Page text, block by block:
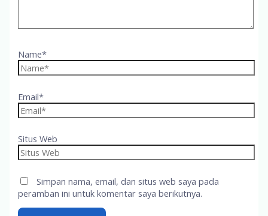
Name*
Email*
Situs Web
Simpan nama, email, dan situs web saya pada
peramban ini untuk komentar saya berikutnya.